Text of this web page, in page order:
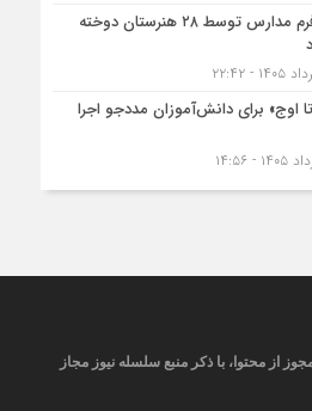
لباس فرم مدارس توسط ۲۸ هنرستان‌ دوخته
اوج» برای دانش‌آموزان مددجو اجرا
از محتوا، با ذکر منبع سلسله نیوز مجاز